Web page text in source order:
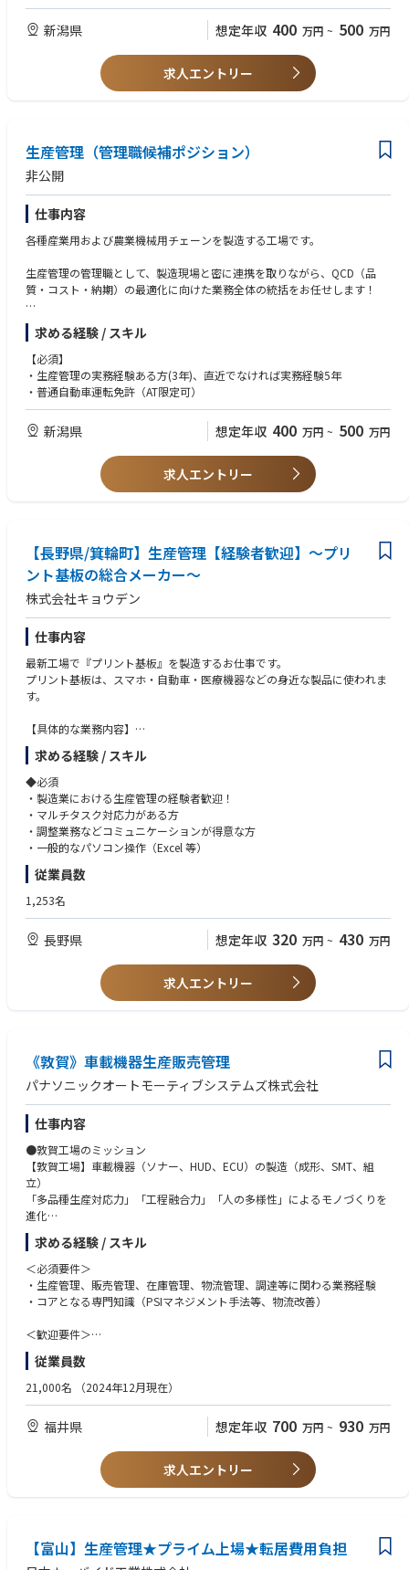
調整・改善活動を
リードしていただきます。
新潟県 想定年収 400 万円 ~ 500 万円
求人エントリー
生産管理（管理職候補ポジション）
非公開
仕事内容
各種産業用および農業機械用チェーンを製造する工場です。
生産管理の管理職として、製造現場と密に連携を取りながら、QCD（品
質・コスト・納期）の最適化に向けた業務全体の統括をお任せします！
まずは製品や現場への理解を深めるために、入社後3ヵ月程度は実際の製
造工程
（検査・機械加工・梱包など）を経験していただき、業務フロー・製造プ
ロセスを把握していただきます。
その後は、生産計画・進捗・資材調達などの管理業務に加え、部門内外の
リードしていただきます。
～主な業務内容～
・製品を構成する部品の発注および納品スケジュールの管理
・製品在庫・仕掛在庫の管理と在庫最適化の推進
・製造部門や資材担当との連携、業務フローや工程の改善活動の推進
・チームメンバーの育成・業務指導、他部門との調整・報告
求める経験 / スキル
【必須】
・生産管理の実務経験ある方(3年)、直近でなければ実務経験5年
・普通自動車運転免許（AT限定可）
新潟県 想定年収 400 万円 ~ 500 万円
求人エントリー
【長野県/箕輪町】生産管理【経験者歓迎】～プリ
ント基板の総合メーカー～
株式会社キョウデン
仕事内容
最新工場で『プリント基板』を製造するお仕事です。
プリント基板は、スマホ・自動車・医療機器などの身近な製品に使われま
す。
【具体的な業務内容】
電気機器には必ず使われている『プリント基板』を製造している工場での
お仕事です。
具体的には・・・
＊営業と工場の橋渡しとして、仕様書の作成や生産計画の策定、材料手配
や納期管理など、様々な調整ごとを担当していただきます。
＊受注した製品を納期通り出荷する為の社内の調整役を担います。
など、納期に間に合うよう動きます。
調整業務が得意な方、人と関わること、動くことが好きな方にお勧めで
やる気があれば、未経験でも指導いたします。
求める経験 / スキル
◆必須
・製造業における生産管理の経験者歓迎！
・マルチタスク対応力がある方
・調整業務などコミュニケーションが得意な方
・一般的なパソコン操作（Excel 等）
従業員数
1,253名
長野県 想定年収 320 万円 ~ 430 万円
求人エントリー
《敦賀》車載機器生産販売管理
パナソニックオートモーティブシステムズ株式会社
仕事内容
●敦賀工場のミッション
【敦賀工場】車載機器（ソナー、HUD、ECU）の製造（成形、SMT、組
立）
「多品種生産対応力」「工程融合力」「人の多様性」によるモノづくりを
進化
【管理部】工場の企画、SCMの統括（工場管理、生産管理、物流管理）
工場の戦略と現場を繋ぎ、生産活動における計画と実行を統制し工場価値
を最大化する
生産・販売・在庫の管理＆業務プロセス革新のリード（DX、IT化検討推
・生産計画と販売計画の調整・最適化を通じて、工場の安定稼働と顧客へ
の確実な納期対応を実現する。
・需要予測に基づき、在庫管理・資材手配を行い、コスト削減と効率向上
に貢献する。
をリードする。
・KPI（納期遵守率、在庫回転率など）の達成に向けた改善提案を積極的
・現状プロセスの棚卸、課題整理から対策の洗い出し及び対策検討
・在庫適正化へ向けた各種分析からの課題抽出、整理を行い、打ち手の明
求める経験 / スキル
＜必須要件＞
・生産管理、販売管理、在庫管理、物流管理、調達等に関わる業務経験
・コアとなる専門知識（PSIマネジメント手法等、物流改善）
＜歓迎要件＞
・車載事業もしくはBtoBビジネス
・プロジェクトマネジメント
・SAPもしくはそれに類する企業における基幹システム
【人柄・コンピテンシー】
・明朗快活で前向きな思考を有する方
・変化への対応力のある方
・協働意識を有し、他者と連携しながら業務を推進できる方
従業員数
21,000名 （2024年12月現在）
福井県 想定年収 700 万円 ~ 930 万円
求人エントリー
【富山】生産管理★プライム上場★転居費用負担